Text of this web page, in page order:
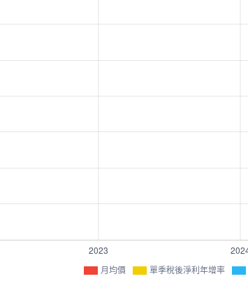
月均價 單季稅後淨利年增率